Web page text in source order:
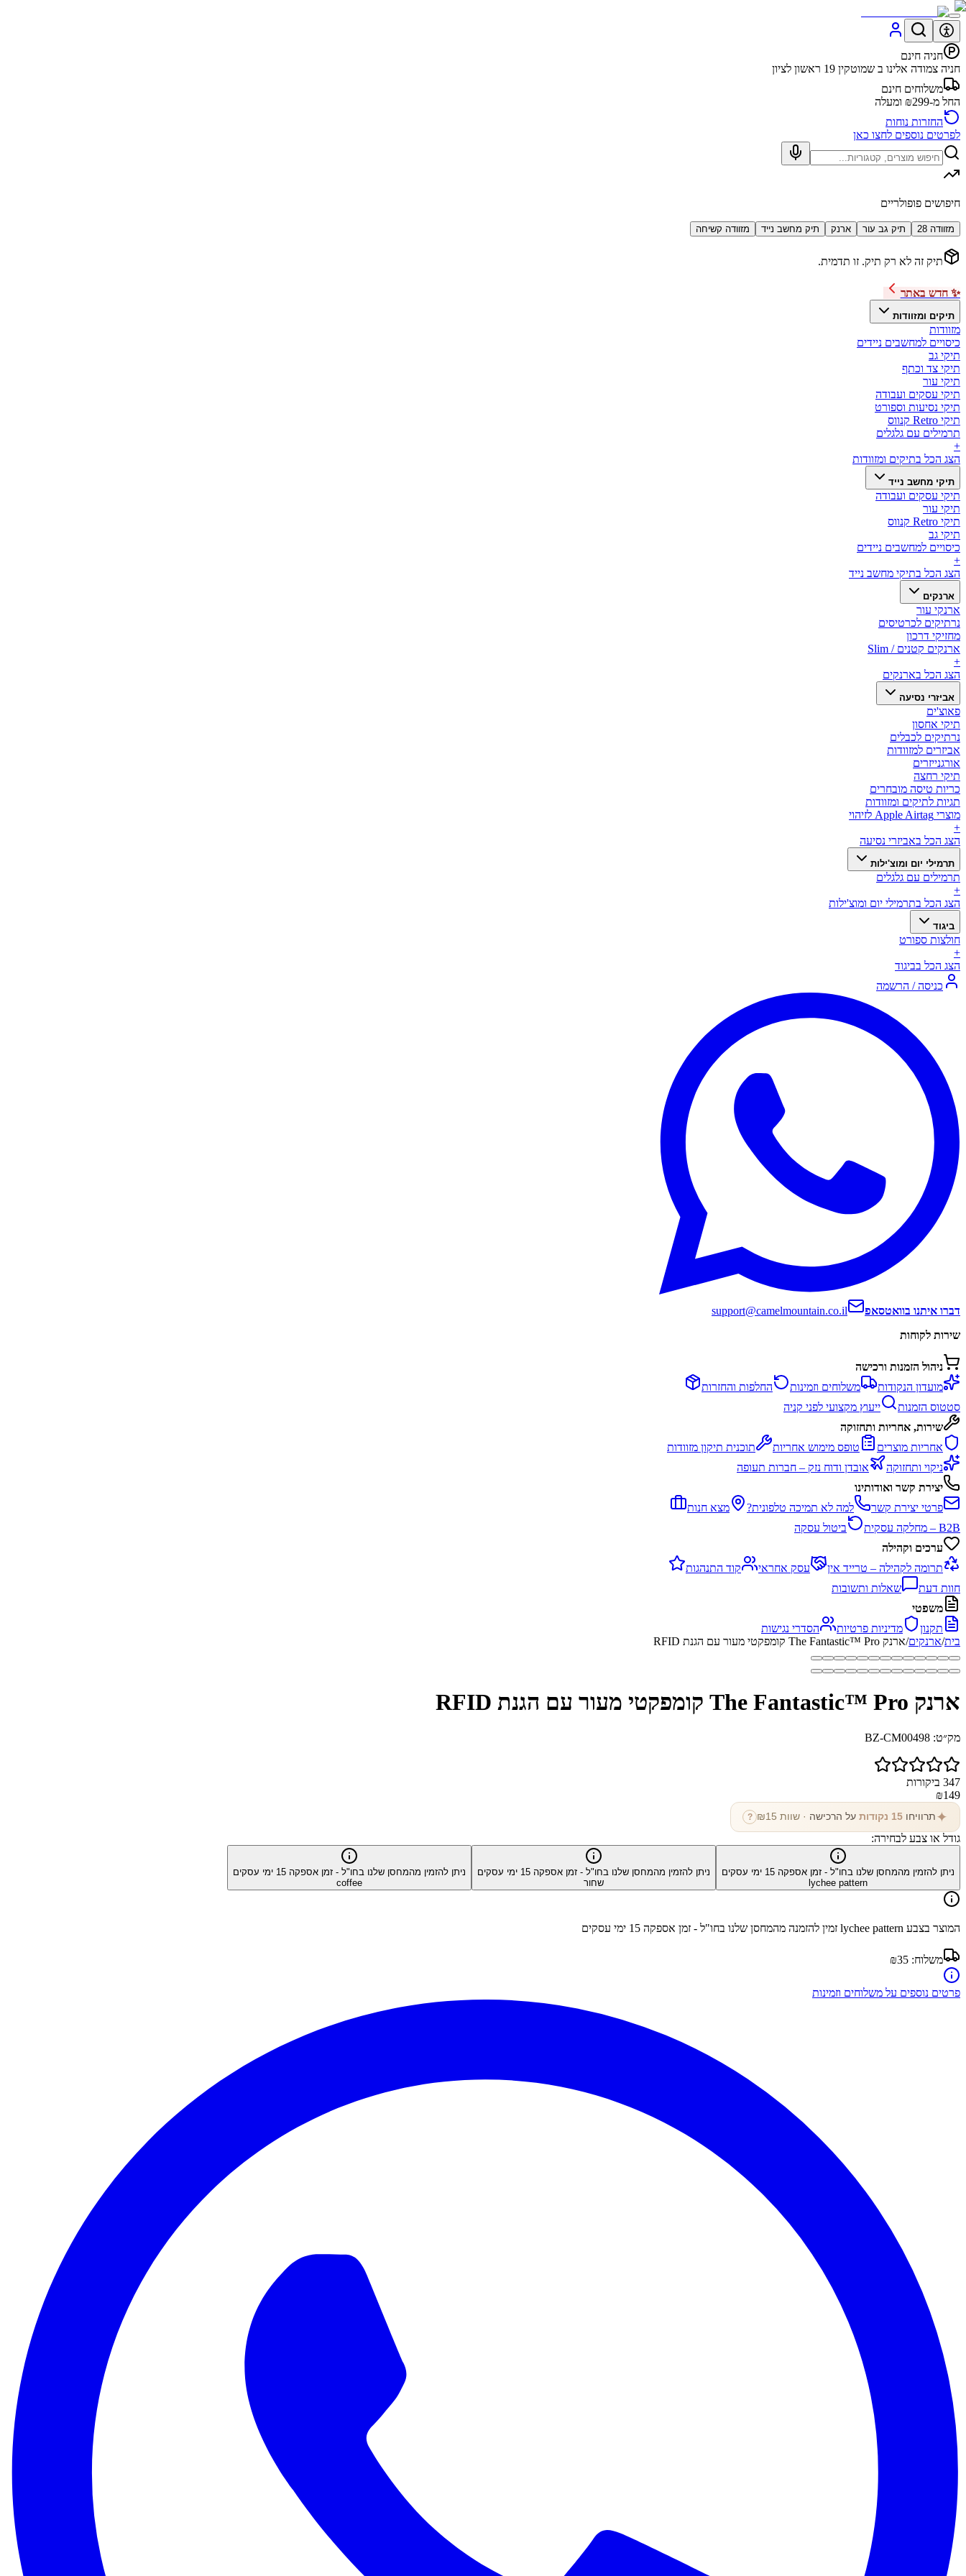
חניה חינם
חניה צמודה אלינו ב שמוטקין 19 ראשון לציון
משלוחים חינם
החל מ-₪299 ומעלה
החזרות נוחות
לפרטים נוספים לחצו כאן
חיפושים פופולריים
מזוודה 28 תיק גב עור ארנק תיק מחשב נייד מזוודה קשיחה
תיק זה לא רק תיק. זו תדמית.
✨ חדש באתר
תיקים ומזוודות
מזוודות
כיסויים למחשבים ניידים
תיקי גב
תיקי צד וכתף
תיקי עור
תיקי עסקים ועבודה
תיקי נסיעות וספורט
תיקי Retro קנווס
תרמילים עם גלגלים
+
הצג הכל בתיקים ומזוודות
תיקי מחשב נייד
תיקי עסקים ועבודה
תיקי עור
תיקי Retro קנווס
תיקי גב
כיסויים למחשבים ניידים
+
הצג הכל בתיקי מחשב נייד
ארנקים
ארנקי עור
נרתיקים לכרטיסים
מחזיקי דרכון
ארנקים קטנים / Slim
+
הצג הכל בארנקים
אביזרי נסיעה
פאוצ'ים
תיקי אחסון
נרתיקים לכבלים
אביזרים למזוודות
אורגנייזרים
תיקי רחצה
כריות טיסה מובחרים
תגיות לתיקים ומזוודות
מוצרי Apple Airtag לזיהוי
+
הצג הכל באביזרי נסיעה
תרמילי יום ומוצ'ילות
תרמילים עם גלגלים
+
הצג הכל בתרמילי יום ומוצ'ילות
ביגוד
חולצות ספורט
+
הצג הכל בביגוד
כניסה / הרשמה
דברו איתנו בוואטסאפ
support@camelmountain.co.il
שירות לקוחות
ניהול הזמנות ורכישה
מועדון הנקודות
משלוחים וזמינות
החלפות והחזרות
סטטוס הזמנות
ייעוץ מקצועי לפני קניה
שירות, אחריות ותחזוקה
אחריות מוצרים
טופס מימוש אחריות
תוכנית תיקון מזוודות
ניקוי ותחזוקה
אובדן ודוח נזק – חברות תעופה
יצירת קשר ואודותינו
פרטי יצירת קשר
למה לא תמיכה טלפונית?
מצא חנות
B2B – מחלקה עסקית
ביטול עסקה
ערכים וקהילה
תרומה לקהילה – טרייד אין
עסק אחראי
קוד התנהגות
חוות דעת
שאלות ותשובות
משפטי
תקנון
מדיניות פרטיות
הסדרי נגישות
בית/ארנקים/ארנק The Fantastic™ Pro קומפקטי מעור עם הגנת RFID
ארנק The Fantastic™ Pro קומפקטי מעור עם הגנת RFID
מק״ט: BZ-CM00498
347 ביקורות
₪149
✦ תרוויחו 15 נקודות על הרכישה · שוות ₪ 15
?
גודל או צבע לבחירה:
ניתן להזמין מהמחסן שלנו בחו"ל - זמן אספקה 15 ימי עסקים
lychee pattern
ניתן להזמין מהמחסן שלנו בחו"ל - זמן אספקה 15 ימי עסקים
שחור
ניתן להזמין מהמחסן שלנו בחו"ל - זמן אספקה 15 ימי עסקים
coffee
המוצר בצבע lychee pattern זמין להזמנה מהמחסן שלנו בחו"ל - זמן אספקה 15 ימי עסקים
משלוח: ₪35
פרטים נוספים על משלוחים וזמינות